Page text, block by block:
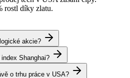
rostl díky zlatu.
akcie?
Shanghai?
o trhu práce v USA?